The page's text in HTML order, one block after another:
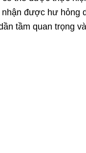
được hư hỏng
tầm quan trọng